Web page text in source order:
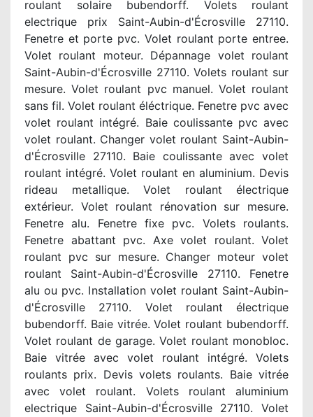
roulant solaire bubendorff. Volets roulant
electrique prix Saint-Aubin-d'Écrosville 27110.
Fenetre et porte pvc. Volet roulant porte entree.
Volet roulant moteur. Dépannage volet roulant
Saint-Aubin-d'Écrosville 27110. Volets roulant sur
mesure. Volet roulant pvc manuel. Volet roulant
sans fil. Volet roulant éléctrique. Fenetre pvc avec
volet roulant intégré. Baie coulissante pvc avec
volet roulant. Changer volet roulant Saint-Aubin-
d'Écrosville 27110. Baie coulissante avec volet
roulant intégré. Volet roulant en aluminium. Devis
rideau metallique. Volet roulant électrique
extérieur. Volet roulant rénovation sur mesure.
Fenetre alu. Fenetre fixe pvc. Volets roulants.
Fenetre abattant pvc. Axe volet roulant. Volet
roulant pvc sur mesure. Changer moteur volet
roulant Saint-Aubin-d'Écrosville 27110. Fenetre
alu ou pvc. Installation volet roulant Saint-Aubin-
d'Écrosville 27110. Volet roulant électrique
bubendorff. Baie vitrée. Volet roulant bubendorff.
Volet roulant de garage. Volet roulant monobloc.
Baie vitrée avec volet roulant intégré. Volets
roulants prix. Devis volets roulants. Baie vitrée
avec volet roulant. Volets roulant aluminium
electrique Saint-Aubin-d'Écrosville 27110. Volet